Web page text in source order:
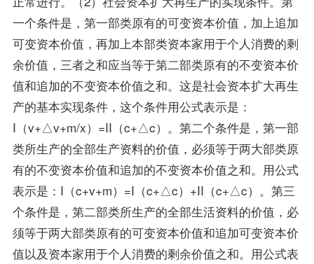
一个条件是，第一部类原有的可变资本价值，加上追加
可变资本价值，再加上本部类资本家用于个人消费的剩
余价值，三者之和应当等于第二部类原有的不变资本价
值和追加的不变资本价值之和。这是社会资本扩大再生
产的基本实现条件，这个条件用公式表示是：
I（v+△v+m/x）=II（c+△c）。第二个条件是，第一部
类所生产的全部生产资料的价值，必须等于两大部类原
有的不变资本价值和追加的不变资本价值之和。用公式
表示是：I（c+v+m）=I（c+△c）+II（c+△c）。第三
个条件是，第二部类所生产的全部生活资料的价值，必
须等于两大部类原有的可变资本价值和追加可变资本价
值以及资本家用于个人消费的剩余价值之和。用公式表